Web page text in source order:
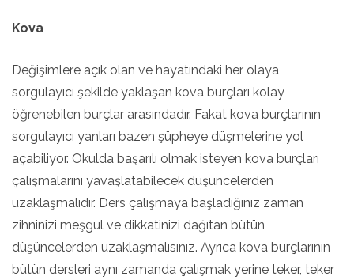
Kova
Değişimlere açık olan ve hayatındaki her olaya
sorgulayıcı şekilde yaklaşan kova burçları kolay
öğrenebilen burçlar arasındadır. Fakat kova burçlarının
sorgulayıcı yanları bazen şüpheye düşmelerine yol
açabiliyor. Okulda başarılı olmak isteyen kova burçları
çalışmalarını yavaşlatabilecek düşüncelerden
uzaklaşmalıdır. Ders çalışmaya başladığınız zaman
zihninizi meşgul ve dikkatinizi dağıtan bütün
düşüncelerden uzaklaşmalısınız. Ayrıca kova burçlarının
bütün dersleri aynı zamanda çalışmak yerine teker, teker